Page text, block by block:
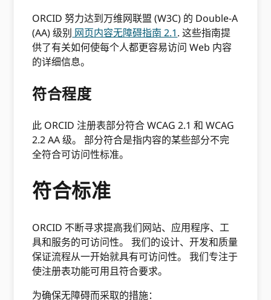
ORCID 努力达到万维网联盟 (W3C) 的 Double-A
(AA) 级别 网页内容无障碍指南 2.1. 这些指南提
供了有关如何使每个人都更容易访问 Web 内容
的详细信息。
符合程度
此 ORCID 注册表部分符合 WCAG 2.1 和 WCAG
2.2 AA 级。 部分符合是指内容的某些部分不完
全符合可访问性标准。
符合标准
ORCID 不断寻求提高我们网站、应用程序、工
具和服务的可访问性。 我们的设计、开发和质量
保证流程从一开始就具有可访问性。 我们专注于
使注册表功能可用且符合要求。
为确保无障碍而采取的措施：